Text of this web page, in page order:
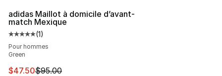
adidas Maillot à domicile d’avant-
match Mexique
Cote moyenne du client - [5 sur 5 étoiles], 1
(1)
Pour hommes
Green
Cet article est en solde. Le prix est passé de $95.00 à
$47.50$95.00